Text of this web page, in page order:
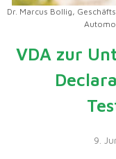
Dr. Marcus Bollig,
VDA zur
9.